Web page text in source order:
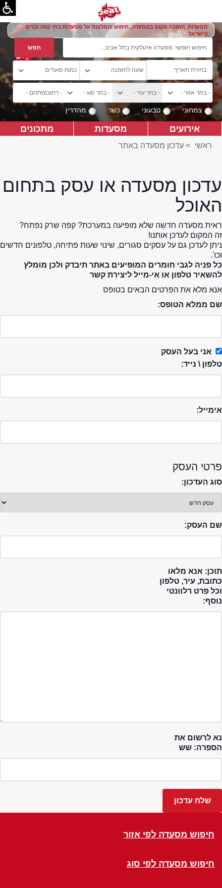
מסעדות, הזמנת מקום במסעדה, חיפוש והמלצות על מסעדות בתי קפה וברים
בישראל
צמחוני טבעוני כשר מהדרין
אירועים מסעדות מתכונים
ראשי > עדכון מסעדה באתר
עדכון מסעדה או עסק בתחום
האוכל
ראית מסעדה חדשה שלא מופיעה במערכת? קפה שרק נפתח?
זה המקום לעדכן אותנו!
ניתן לעדכן גם על עסקים סגורים, שינוי שעות פתיחה, טלפונים חדשים
וכו'.
כל פניה לגבי חומרים המופיעים באתר תיבדק ולכן מומלץ
להשאיר טלפון או אי-מייל ליצירת קשר
אנא מלא את הפרטים הבאים בטופס
שם ממלא הטופס:
אני בעל העסק
טלפון \ נייד:
אימייל:
פרטי העסק
סוג העדכון:
שם העסק:
תוכן: אנא מלאו
כתובת, עיר, טלפון
וכל פרט רלוונטי
נוסף:
נא לרשום את
הספרה: שש
חיפוש מסעדה לפי אזור
חיפוש מסעדה לפי סוג